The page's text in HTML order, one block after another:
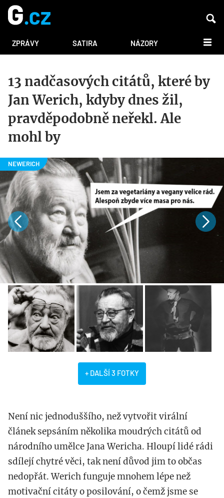
ZPRÁVY SATIRA NÁZORY DALŠÍ
13 nadčasových citátů, které by
Jan Werich, kdyby dnes žil,
pravděpodobně neřekl. Ale
mohl by
+ DALŠÍ 3 FOTKY
Není nic jednoduššího, než vytvořit virální
článek sepsáním několika moudrých citátů od
národního umělce Jana Wericha. Hloupí lidé rádi
sdílejí chytré věci, tak není důvod jim to občas
nedopřát. Werich funguje mnohem lépe než
motivační citáty o posilování, o čemž jsme se